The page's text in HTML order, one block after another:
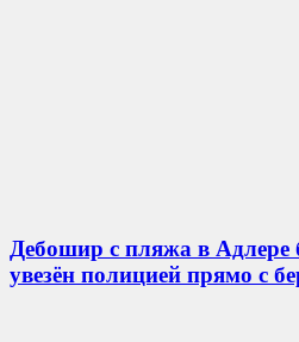
Дебошир с пляжа в Адлере
увезён полицией прямо с